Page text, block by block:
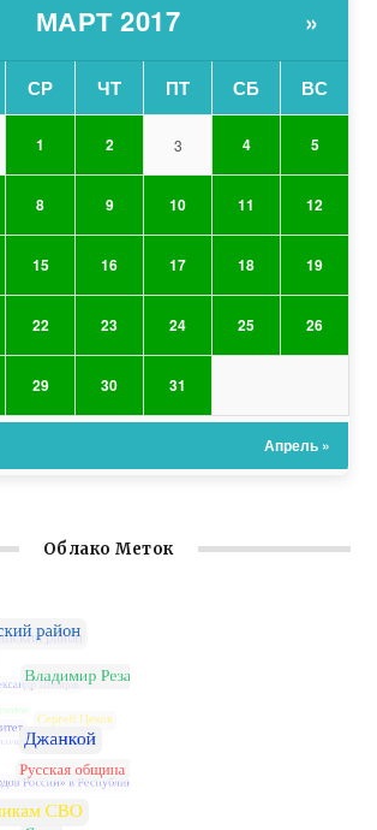
МАРТ 2017 »
СР ЧТ ПТ СБ ВС
1 2 3 4 5
8 9 10 11 12
15 16 17 18 19
22 23 24 25 26
29 30 31
Апрель »
Облако Меток